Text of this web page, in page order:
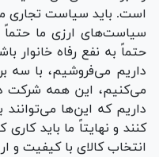
است. باید سیاست تجاری ما
سیاست‌های ارزی ما حتماً
حتماً به نفع رفاه خانوار
داریم می‌فروشیم، با سه
می‌کنیم، این همه شرکت
داریم که این‌ها می‌توانند
کنند و نهایتاً ما باید
انتخاب کالای با کیفیت و